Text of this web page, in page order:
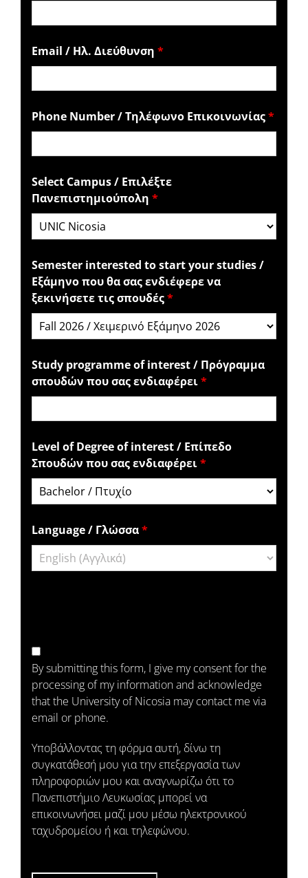
Email / Ηλ. Διεύθυνση *
Phone Number / Τηλέφωνο Επικοινωνίας*
Select Campus / Επιλέξτε
Πανεπιστημιούπολη *
Semester interested to start your studies /
Εξάμηνο που θα σας ενδιέφερε να
ξεκινήσετε τις σπουδές*
Study programme of interest / Πρόγραμμα
σπουδών που σας ενδιαφέρει*
Level of Degree of interest / Επίπεδο
Σπουδών που σας ενδιαφέρει*
Language / Γλώσσα*
By submitting this form, I give my consent for the
processing of my information and acknowledge
that the University of Nicosia may contact me via
email or phone.
Υποβάλλοντας τη φόρμα αυτή, δίνω τη
συγκατάθεσή μου για την επεξεργασία των
πληροφοριών μου και αναγνωρίζω ότι το
Πανεπιστήμιο Λευκωσίας μπορεί να
επικοινωνήσει μαζί μου μέσω ηλεκτρονικού
ταχυδρομείου ή και τηλεφώνου.